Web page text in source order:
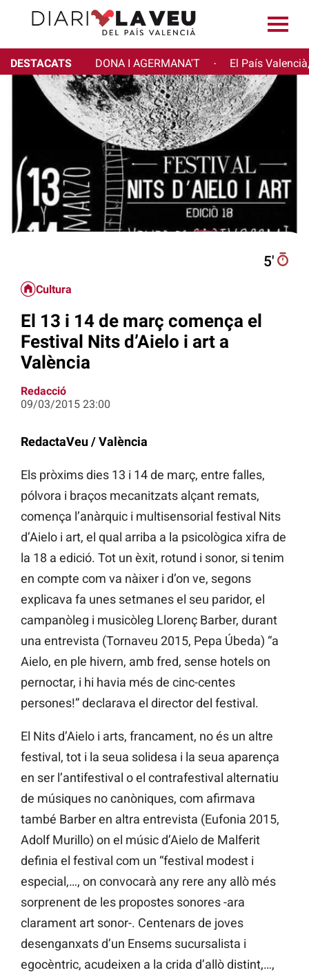
DESTACATS DONA I AGERMANA'T · El País
5′
Cultura
El 13 i 14 de març comença el
Festival Nits d’Aielo i art a
València
Redacció
09/03/2015 23:00
RedactaVeu / València
Els pròxims dies 13 i 14 de març, entre falles,
pólvora i braços mecanitzats alçant remats,
comença l’anàrquic i multisensorial festival Nits
d’Aielo i art, el qual arriba a la psicològica xifra de
la 18 a edició. Tot un èxit, rotund i sonor, si tenim
en compte com va nàixer i d’on ve, segons
explicava fa unes setmanes el seu paridor, el
campanòleg i musicòleg Llorenç Barber, durant
una entrevista (Tornaveu 2015, Pepa Úbeda) “a
Aielo, en ple hivern, amb fred, sense hotels on
pernoctar, i hi havia més de cinc-centes
persones!” declarava el director del festival.
El Nits d’Aielo i arts, francament, no és un altre
festival, tot i la seua solidesa i la seua aparença
en ser l’antifestival o el contrafestival alternatiu
de músiques no canòniques, com afirmava
també Barber en altra entrevista (Eufonia 2015,
Adolf Murillo) on el músic d’Aielo de Malferit
definia el festival com un “festival modest i
especial,…, on convocarà any rere any allò més
sorprenent de les propostes sonores -ara
clarament art sonor-. Centenars de joves
desenganxats d’un Ensems sucursalista i
egocèntric, acudeixen a la crida d’allò distint,…,